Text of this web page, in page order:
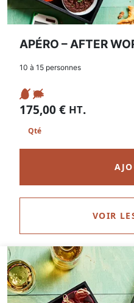
APÉRO – AFTER
10 à 15 personnes
175,00€ HT.
VOIR